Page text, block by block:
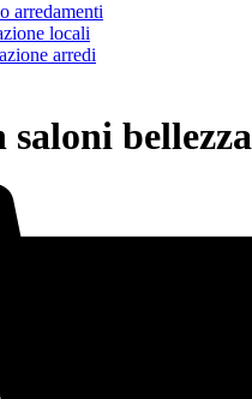
arredamenti
locali
arredi
saloni bellezza